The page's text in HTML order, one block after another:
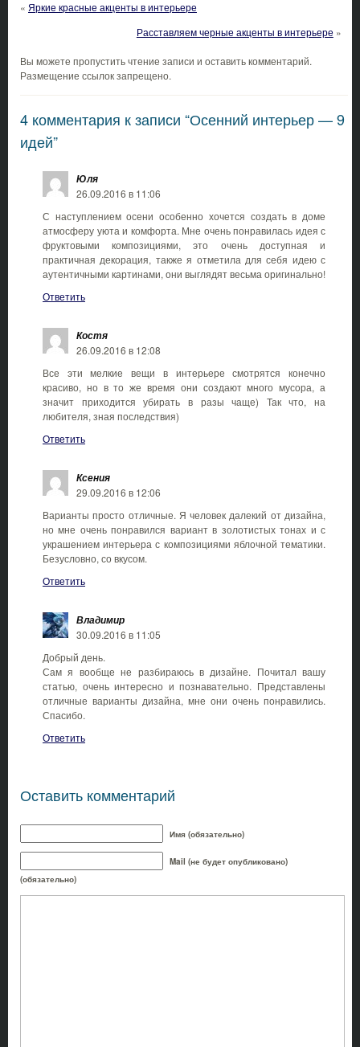
« Яркие красные акценты в интерьере
Расставляем черные акценты в интерьере »
Вы можете пропустить чтение записи и оставить комментарий.
Размещение ссылок запрещено.
4 комментария к записи “Осенний интерьер — 9
идей”
Юля
26.09.2016 в 11:06
С наступлением осени особенно хочется создать в доме
атмосферу уюта и комфорта. Мне очень понравилась идея с
фруктовыми композициями, это очень доступная и
практичная декорация, также я отметила для себя идею с
аутентичными картинами, они выглядят весьма оригинально!
Ответить
Костя
26.09.2016 в 12:08
Все эти мелкие вещи в интерьере смотрятся конечно
красиво, но в то же время они создают много мусора, а
значит приходится убирать в разы чаще) Так что, на
любителя, зная последствия)
Ответить
Ксения
29.09.2016 в 12:06
Варианты просто отличные. Я человек далекий от дизайна,
но мне очень понравился вариант в золотистых тонах и с
украшением интерьера с композициями яблочной тематики.
Безусловно, со вкусом.
Ответить
Владимир
30.09.2016 в 11:05
Добрый день.
Сам я вообще не разбираюсь в дизайне. Почитал вашу
статью, очень интересно и познавательно. Представлены
отличные варианты дизайна, мне они очень понравились.
Спасибо.
Ответить
Оставить комментарий
Имя (обязательно)
Mail (не будет опубликовано)
(обязательно)